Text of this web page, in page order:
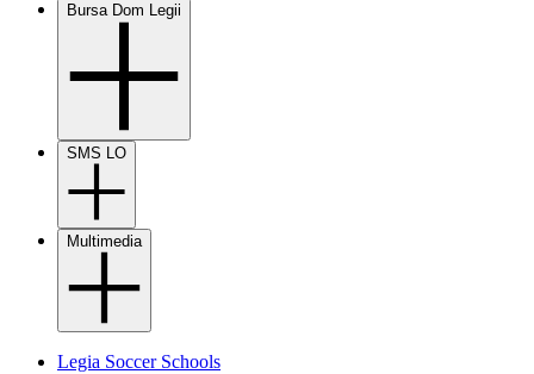
Bursa Dom Legii
SMS LO
Multimedia
Legia Soccer Schools